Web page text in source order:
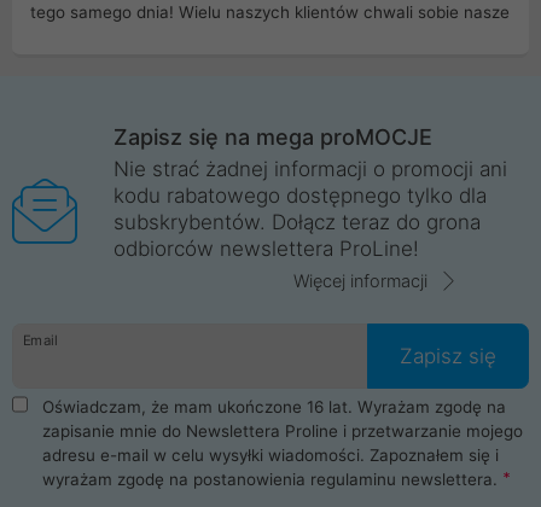
tego samego dnia! Wielu naszych klientów chwali sobie nasze
Wrocław, Poznań, Legnica, Katowice, Gliwice, Kalisz, Bytom,
Trzebnica, Opole. Szybka i profesjonalna obsługa!
ProLine to polska firma ze 100% polskim kapitałem. Działamy
legalnie i płacimy podatki w naszym kraju! Posiadamy siedzibę
główną w Mirkowie oraz salony na terenie kraju. Cała
komunikacja ze sklepem komputerowym ProLine jest
danych osobowych. Dlatego zakup notebooka albo laptopa w
ProLine to czysta przyjemność i pełne bezpieczeństwo.
Zaopatrzysz się u nas w akcesoria i części komputerowe
takie jak procesory, karty graficzne, płyty główne, pamięci,
dyski SSD, M.2 oraz HDD. Nasi pracownicy pomogą Ci wybrać
najlepszy zasilacz komputerowy oraz obudowę do komputera.
Poza komputerami mamy również najlepsze na rynku
Smartfony takich producentów jak Xiaomi, Apple, Samsung i
Zapisz się na mega proMOCJE
Nie strać żadnej informacji o promocji ani
kodu rabatowego dostępnego tylko dla
subskrybentów. Dołącz teraz do grona
odbiorców newslettera ProLine!
Więcej informacji
Email
Zapisz się
Oświadczam, że mam ukończone 16 lat. Wyrażam zgodę na
zapisanie mnie do Newslettera Proline i przetwarzanie mojego
adresu e-mail w celu wysyłki wiadomości. Zapoznałem się i
wyrażam zgodę na postanowienia regulaminu newslettera.